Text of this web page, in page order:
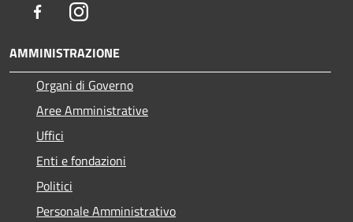
FacebookInstagram
AMMINISTRAZIONE
Organi di Governo
Aree Amministrative
Uffici
Enti e fondazioni
Politici
Personale Amministrativo